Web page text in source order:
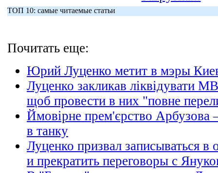
ТОП 10: самые читаемые статьи
Почитать еще:
Юрий Луценко метит в мэры
Луценко закликав ліквідувати
щоб провести в них "повне
Ймовірне прем'єрство Арбузова
в танку
Луценко призвал записываться
и прекратить переговоры с